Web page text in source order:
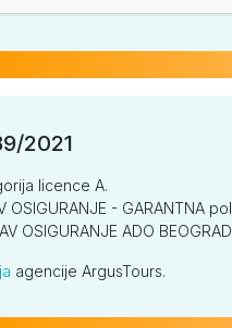
2021
licence A.
- GARANTNA
OSIGURANJE ADO
agencije ArgusTours.